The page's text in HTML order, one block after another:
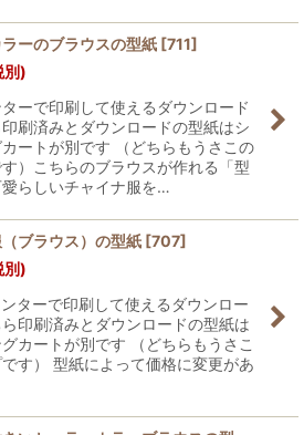
ーのブラウスの型紙 [711]
別)
ーで印刷して使えるダウンロード
刷済みとダウンロードの型紙はシ
カートが別です （どちらもうさこの
）こちらのブラウスが作れる「型
らしいチャイナ服を…
ブラウス）の型紙 [707]
別)
ターで印刷して使えるダウンロー
ら印刷済みとダウンロードの型紙は
カートが別です （どちらもうさこ
す） 型紙によって価格に変更があ